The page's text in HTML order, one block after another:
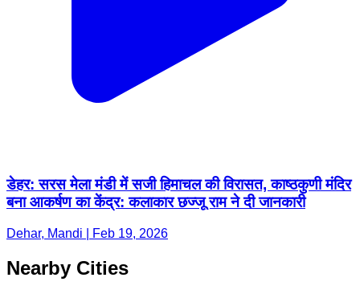
डेहर: सरस मेला मंडी में सजी हिमाचल की विरासत, काष्ठकुणी मंदिर
बना आकर्षण का केंद्र: कलाकार छज्जू राम ने दी जानकारी
Dehar, Mandi | Feb 19, 2026
Nearby Cities